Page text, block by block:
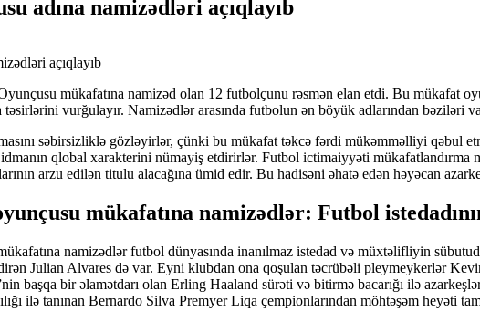
adına namizədləri açıqlayıb
mükafatına namizəd olan 12 futbolçunu rəsmən elan etdi. Bu mükafat
vurğulayır. Namizədlər arasında futbolun ən böyük adlarından
səbirsizliklə gözləyirlər, çünki bu mükafat təkcə fərdi mükəmməlliyi qəbul
qlobal xarakterini nümayiş etdirirlər. Futbol ictimaiyyəti mükafatlandırma
arzu edilən titulu alacağına ümid edir. Bu hadisəni əhatə edən həyəcan
mükafatına namizədlər: Futbol
namizədlər futbol dünyasında inanılmaz istedad və müxtəlifliyin
Julian Alvares də var. Eyni klubdan ona qoşulan təcrübəli pleymeykerlər
başqa bir əlamətdarı olan Erling Haaland sürəti və bitirmə bacarığı ilə
ilə tanınan Bernardo Silva Premyer Liqa çempionlarından möhtəşəm heyəti